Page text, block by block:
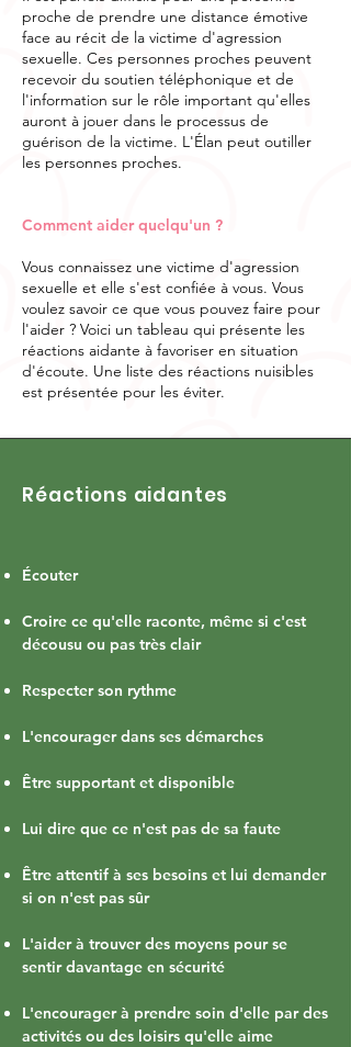
proche de prendre une distance émotive
face au récit de la victime d'agression
sexuelle. Ces personnes proches peuvent
recevoir du soutien téléphonique et de
l'information sur le rôle important qu'elles
auront à jouer dans le processus de
guérison de la victime. L'Élan peut outiller
les personnes proches.
Comment aider quelqu'un ?
Vous connaissez une victime d'agression
sexuelle et elle s'est confiée à vous. Vous
voulez savoir ce que vous pouvez faire pour
l'aider ? Voici un tableau qui présente les
réactions aidante à favoriser en situation
d'écoute. Une liste des réactions nuisibles
est présentée pour les éviter.
Réactions aidantes
Écouter
Croire ce qu'elle raconte, même si c'est
décousu ou pas très clair
Respecter son rythme
L'encourager dans ses démarches
Être supportant et disponible
Lui dire que ce n'est pas de sa faute
Être attentif à ses besoins et lui demander
si on n'est pas sûr
L'aider à trouver des moyens pour se
sentir davantage en sécurité
L'encourager à prendre soin d'elle par des
activités ou des loisirs qu'elle aime